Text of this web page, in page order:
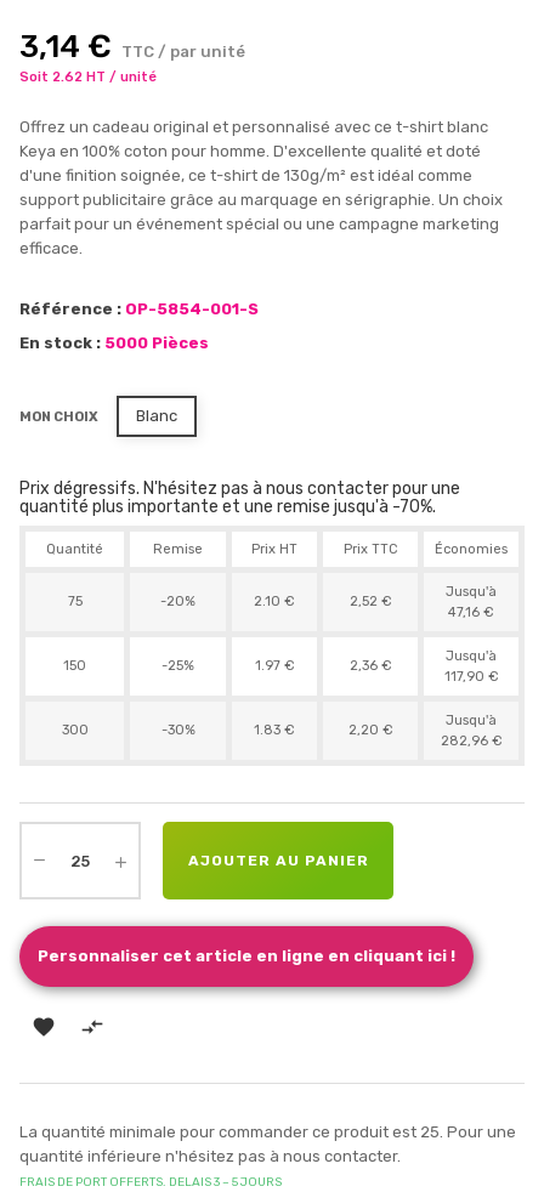
3,14 € TTC / par unité
Soit 2.62 HT / unité
Offrez un cadeau original et personnalisé avec ce t-shirt blanc
Keya en 100% coton pour homme. D'excellente qualité et doté
d'une finition soignée, ce t-shirt de 130g/m² est idéal comme
support publicitaire grâce au marquage en sérigraphie. Un choix
parfait pour un événement spécial ou une campagne marketing
efficace.
Référence : OP-5854-001-S
En stock : 5000 Pièces
MON CHOIX Blanc
Prix dégressifs. N'hésitez pas à nous contacter pour une
quantité plus importante et une remise jusqu'à -70%.
Quantité Remise Prix HT Prix TTC Économies
75 -20% 2.10 € 2,52 €
Jusqu'à
47,16 €
150 -25% 1.97 € 2,36 €
Jusqu'à
117,90 €
300 -30% 1.83 € 2,20 €
Jusqu'à
282,96 €
AJOUTER AU PANIER
Personnaliser cet article en ligne en cliquant ici !
 
La quantité minimale pour commander ce produit est 25. Pour une
quantité inférieure n'hésitez pas à nous contacter.
FRAIS DE PORT OFFERTS. DELAIS 3 – 5 JOURS